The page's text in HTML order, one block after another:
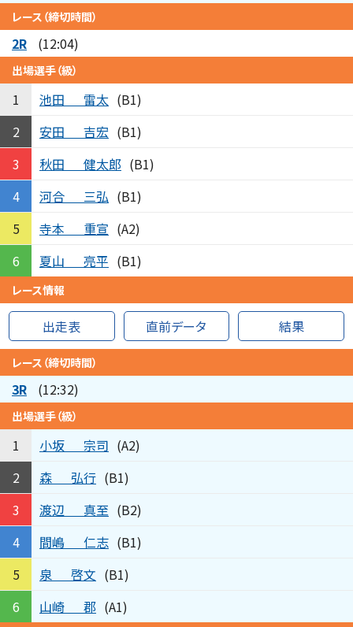
レース（締切時間）
2R (12:04)
出場選手（級）
1 池田 雷太 (B1)
2
安田 吉宏 (B1)
3
秋田 健太郎 (B1)
4
河合 三弘 (B1)
5
寺本 重宣 (A2)
6
夏山 亮平 (B1)
レース情報
出走表 直前データ 結果
レース（締切時間）
3R (12:32)
出場選手（級）
1 小坂 宗司 (A2)
2
森 弘行 (B1)
3
渡辺 真至 (B2)
4
間嶋 仁志 (B1)
5
泉 啓文 (B1)
6
山崎 郡 (A1)